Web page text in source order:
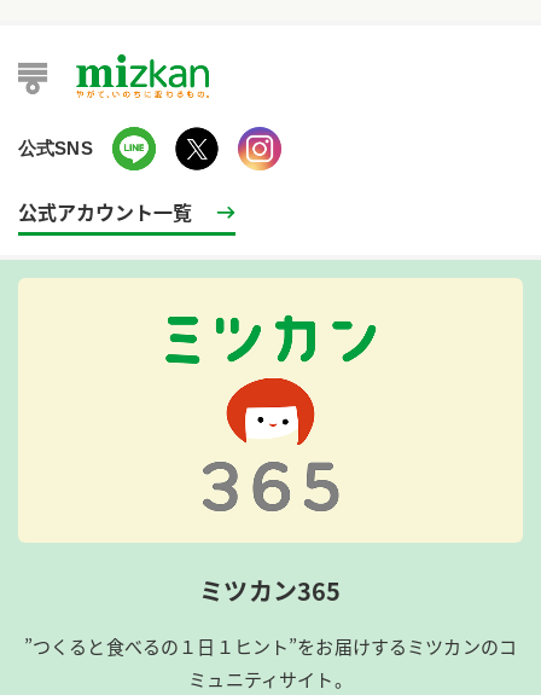
公式SNS
公式アカウント一覧
ミツカン365
”つくると食べるの１日１ヒント”をお届けするミツカンのコ
ミュニティサイト。